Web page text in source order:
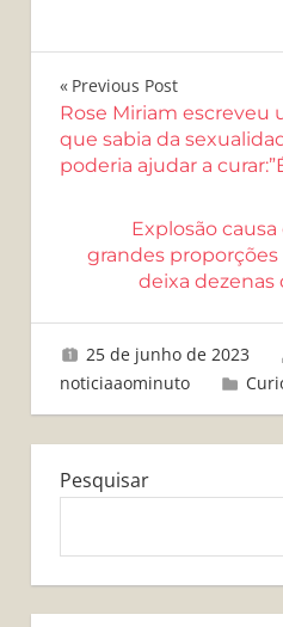
Navegação
de
Post
Previous Post
Rose Miriam
que sabia da
poderia ajudar a
Explosão
grandes
deixa dezenas
25 de junho de 2023
noticiaaominuto
Pesquisar